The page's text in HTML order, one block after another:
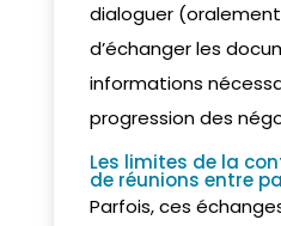
dialoguer
d’échanger les
informations
progression des
Les limites de la
de réunions entre
Parfois, ces